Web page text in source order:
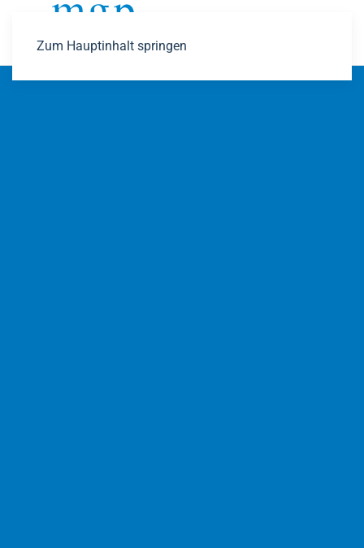
Zum Hauptinhalt springen